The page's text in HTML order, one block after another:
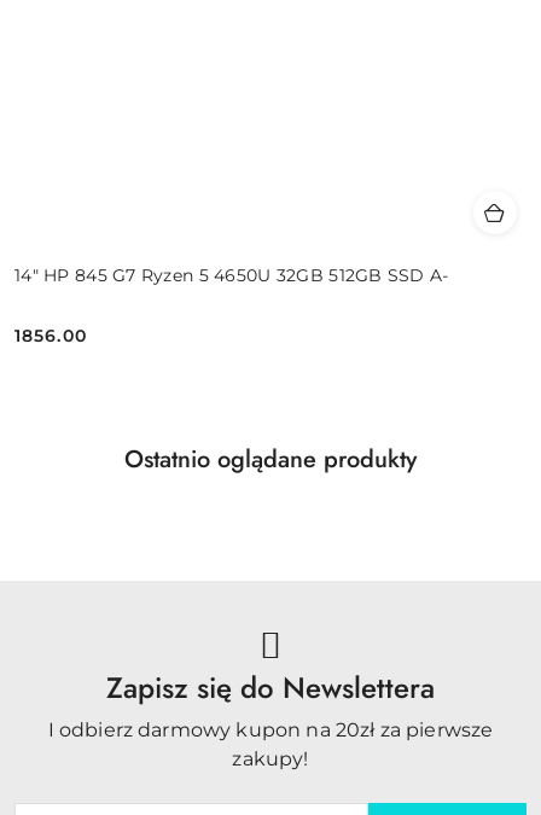
14" HP 845 G7 Ryzen 5 4650U 32GB 512GB SSD A-
Cena:
1856.00
Pomiń karuzelę produktów
Produkty
Ostatnio oglądane produkty
Zapisz się do Newslettera
I odbierz darmowy kupon na 20zł za pierwsze
zakupy!